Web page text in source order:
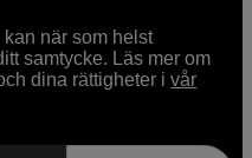
när som helst
samtycke. Läs mer om
dina rättigheter ivår